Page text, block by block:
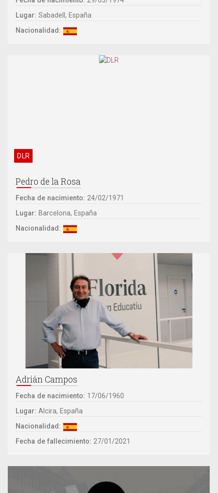
Lugar: Sabadell, España
Nacionalidad:
DLR
Pedro de la Rosa
Fecha de nacimiento: 24/02/1971
Lugar: Barcelona, España
Nacionalidad:
Adrián Campos
Fecha de nacimiento: 17/06/1960
Lugar: Alcira, España
Nacionalidad:
Fecha de fallecimiento: 27/01/2021